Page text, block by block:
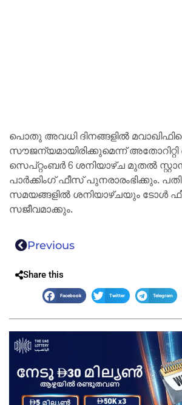
പൊതു അവധി ദിനങ്ങളിൽ
സൗജന്യമായിരിക്കുമെന്ന് അതോറിറ്റി
സെപ്റ്റംബർ 6 ശനിയാഴ്ച മുതൽ
പാർക്കിംഗ് ഫീസ് പുനരാരംഭിക്കും.
സമയങ്ങളിൽ ശനിയാഴ്ചയും ടോൾ
സജീവമാക്കും.
Previous
Share this
Facebook Twitter Telegram